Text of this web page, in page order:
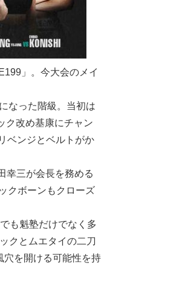
」。今大会のメイ
なった階級。当初は
ク改め基康にチャン
ベンジとベルトがか
幸三が会長を務める
クボーンもクローズ
も魁塾だけでなく多
クとムエタイの二刀
穴を開ける可能性を持